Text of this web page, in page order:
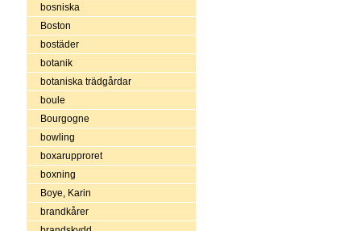
bosniska
Boston
bostäder
botanik
botaniska trädgårdar
boule
Bourgogne
bowling
boxarupproret
boxning
Boye, Karin
brandkårer